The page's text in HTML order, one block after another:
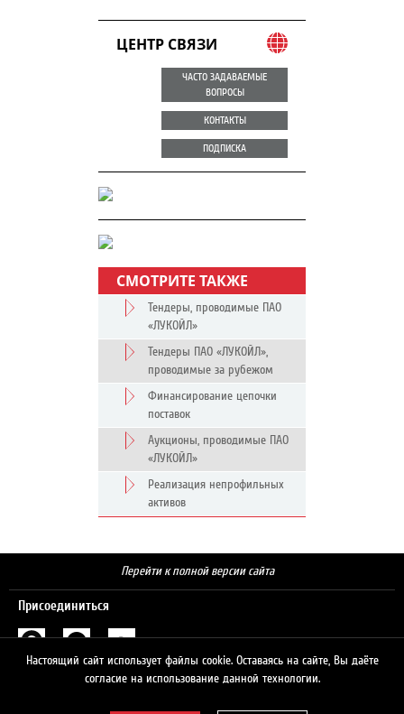
ЦЕНТР СВЯЗИ
ЧАСТО ЗАДАВАЕМЫЕ
ВОПРОСЫ
КОНТАКТЫ
ПОДПИСКА
СМОТРИТЕ ТАКЖЕ
Тендеры, проводимые ПАО
«ЛУКОЙЛ»
Тендеры ПАО «ЛУКОЙЛ»,
проводимые за рубежом
Финансирование цепочки
поставок
Аукционы, проводимые ПАО
«ЛУКОЙЛ»
Реализация непрофильных
активов
Перейти к полной версии сайта
Присоединиться
Настоящий сайт использует файлы cookie. Оставаясь на сайте, Вы даёте
согласие на использование данной технологии.